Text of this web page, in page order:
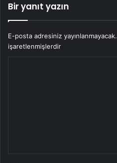
Bir yanıt yazın
E-posta adresiniz yayınlanmayacak.
işaretlenmişlerdir